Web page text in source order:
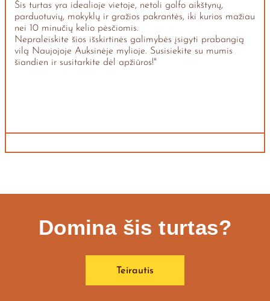
Šis turtas yra idealioje vietoje, netoli golfo aikštynų,
parduotuvių, mokyklų ir gražios pakrantės, iki kurios mažiau
nei 10 minučių kelio pėsčiomis.
Nepraleiskite šios išskirtinės galimybės įsigyti prabangią
vilą Naujojoje Auksinėje mylioje. Susisiekite su mumis
šiandien ir susitarkite dėl apžiūros!"
Domina šis turtas?
Teirautis